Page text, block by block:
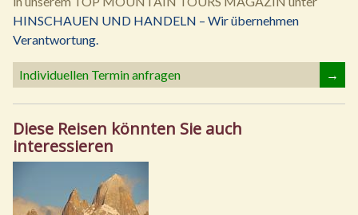
HINSCHAUEN UND HANDELN – Wir übernehmen
Verantwortung.
Individuellen Termin anfragen →
Diese Reisen könnten Sie auch
interessieren